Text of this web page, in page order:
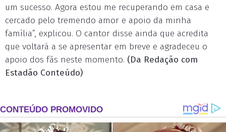
um sucesso. Agora estou me recuperando em casa e
cercado pelo tremendo amor e apoio da minha
família”, explicou. O cantor disse ainda que acredita
que voltará a se apresentar em breve e agradeceu o
apoio dos fãs neste momento. (Da Redação com
Estadão Conteúdo)